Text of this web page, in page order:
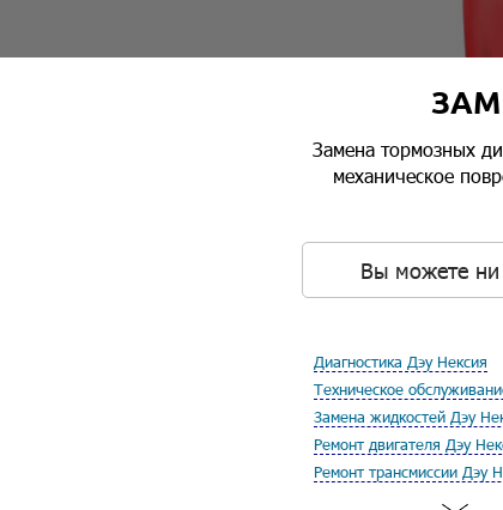
Замена тормозных
механическое
Вы можете ни
Диагностика Дэу Нексия
Техническое
Замена жидкостей Дэу
Ремонт двигателя Дэу
Ремонт трансмиссии Дэу